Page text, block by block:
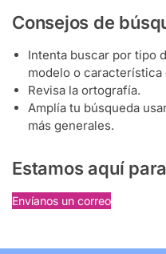
Consejos de
Intenta buscar por tipo
modelo o característica
Revisa la ortografía.
Amplía tu búsqueda
más generales.
Estamos aquí
Envíanos un correo